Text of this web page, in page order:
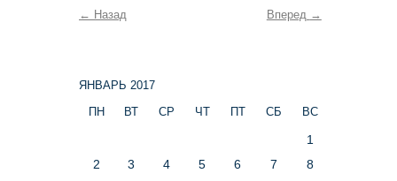
← Назад Вперед →
ЯНВАРЬ 2017
ПН
ВТ СР ЧТ ПТ СБ ВС
1
2
3 4 5 6 7
8